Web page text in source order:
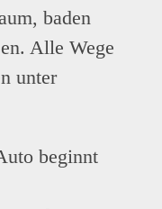
baden
Alle Wege
unter
beginnt